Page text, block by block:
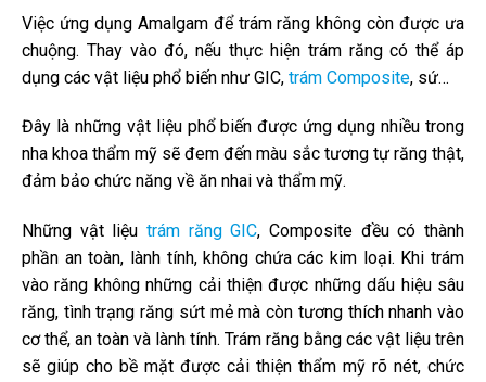
Việc ứng dụng Amalgam để trám răng không còn được ưa
chuộng. Thay vào đó, nếu thực hiện trám răng có thể áp
dụng các vật liệu phổ biến như GIC, trám Composite, sứ…
Đây là những vật liệu phổ biến được ứng dụng nhiều trong
nha khoa thẩm mỹ sẽ đem đến màu sắc tương tự răng thật,
đảm bảo chức năng về ăn nhai và thẩm mỹ.
Những vật liệu trám răng GIC, Composite đều có thành
phần an toàn, lành tính, không chứa các kim loại. Khi trám
vào răng không những cải thiện được những dấu hiệu sâu
răng, tình trạng răng sứt mẻ mà còn tương thích nhanh vào
cơ thể, an toàn và lành tính. Trám răng bằng các vật liệu trên
sẽ giúp cho bề mặt được cải thiện thẩm mỹ rõ nét, chức